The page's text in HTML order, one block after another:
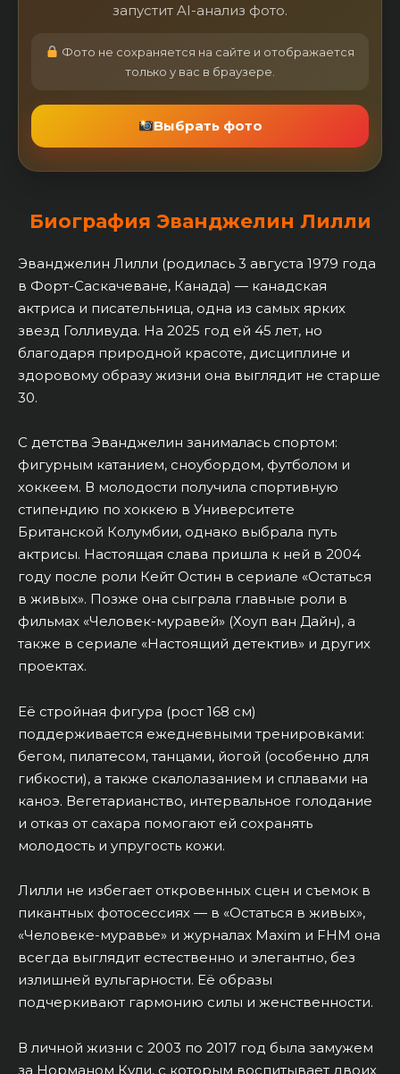
запустит AI-анализ фото.
Фото не сохраняется на сайте и отображается
только у вас в браузере.
Выбрать фото
Биография Эванджелин Лилли
Эванджелин Лилли (родилась 3 августа 1979 года
в Форт-Саскачеване, Канада) — канадская
актриса и писательница, одна из самых ярких
звезд Голливуда. На 2025 год ей 45 лет, но
благодаря природной красоте, дисциплине и
здоровому образу жизни она выглядит не старше
30.
С детства Эванджелин занималась спортом:
фигурным катанием, сноубордом, футболом и
хоккеем. В молодости получила спортивную
стипендию по хоккею в Университете
Британской Колумбии, однако выбрала путь
актрисы. Настоящая слава пришла к ней в 2004
году после роли Кейт Остин в сериале «Остаться
в живых». Позже она сыграла главные роли в
фильмах «Человек-муравей» (Хоуп ван Дайн), а
также в сериале «Настоящий детектив» и других
проектах.
Её стройная фигура (рост 168 см)
поддерживается ежедневными тренировками:
бегом, пилатесом, танцами, йогой (особенно для
гибкости), а также скалолазанием и сплавами на
каноэ. Вегетарианство, интервальное голодание
и отказ от сахара помогают ей сохранять
молодость и упругость кожи.
Лилли не избегает откровенных сцен и съемок в
пикантных фотосессиях — в «Остаться в живых»,
«Человеке-муравье» и журналах Maxim и FHM она
всегда выглядит естественно и элегантно, без
излишней вульгарности. Её образы
подчеркивают гармонию силы и женственности.
В личной жизни с 2003 по 2017 год была замужем
за Норманом Кули, с которым воспитывает двоих